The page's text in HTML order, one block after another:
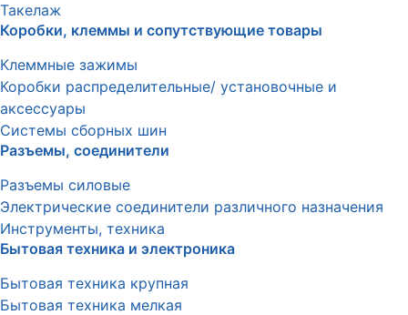
Такелаж
Коробки, клеммы и сопутствующие товары
Клеммные зажимы
Коробки распределительные/ установочные и
аксессуары
Системы сборных шин
Разъемы, соединители
Разъемы силовые
Электрические соединители различного назначения
Инструменты, техника
Бытовая техника и электроника
Бытовая техника крупная
Бытовая техника мелкая